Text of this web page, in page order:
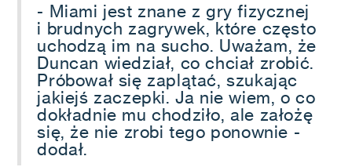
- Miami jest znane z gry fizycznej
i brudnych zagrywek, które często
uchodzą im na sucho. Uważam, że
Duncan wiedział, co chciał zrobić.
Próbował się zaplątać, szukając
jakiejś zaczepki. Ja nie wiem, o co
dokładnie mu chodziło, ale założę
się, że nie zrobi tego ponownie -
dodał.